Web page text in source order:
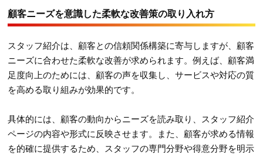
顧客ニーズを意識した柔軟な改善策の取り入れ方
スタッフ紹介は、顧客との信頼関係構築に寄与しますが、顧客
ニーズに合わせた柔軟な改善が求められます。例えば、顧客満
足度向上のためには、顧客の声を収集し、サービスや対応の質
を高める取り組みが効果的です。
具体的には、顧客の動向からニーズを読み取り、スタッフ紹介
ページの内容や形式に反映させます。また、顧客が求める情報
を的確に提供するため、スタッフの専門分野や得意分野を明示